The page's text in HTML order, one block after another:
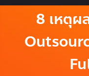
8 เหตุผ